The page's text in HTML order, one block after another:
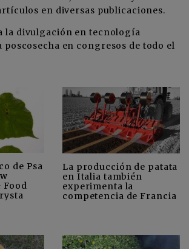
en diversas publicaciones.
la divulgación en tecnología
en congresos de todo el
de Psa
Food
La producción de patata
en Italia también
experimenta la
competencia de Francia